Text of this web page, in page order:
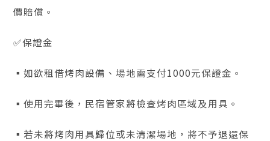
價賠償。
✅保證金
▪️如欲租借烤肉設備、場地需支付1000元保證金。
▪️使用完畢後，民宿管家將檢查烤肉區域及用具。
▪️若未將烤肉用具歸位或未清潔場地，將不予退還保